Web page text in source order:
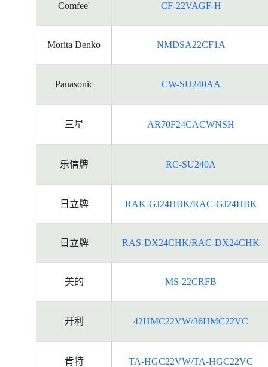
Comfee' CF-22VAGF-H
Morita Denko NMDSA22CF1A
Panasonic CW-SU240AA
三星 AR70F24CACWNSH
乐信牌 RC-SU240A
日立牌 RAK-GJ24HBK/RAC-GJ24HBK
日立牌 RAS-DX24CHK/RAC-DX24CHK
美的 MS-22CRFB
开利 42HMC22VW/36HMC22VC
肯特 TA-HGC22VW/TA-HGC22VC